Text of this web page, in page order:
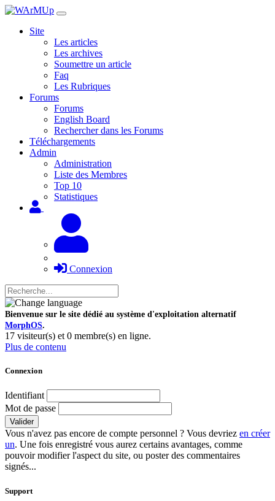
Site
Les articles
Les archives
Soumettre un article
Faq
Les Rubriques
Forums
Forums
English Board
Rechercher dans les Forums
Téléchargements
Admin
Administration
Liste des Membres
Top 10
Statistiques
Connexion
Bienvenue sur le site dédié au système d'exploitation alternatif
MorphOS.
17 visiteur(s) et 0 membre(s) en ligne.
Plus de contenu
Connexion
Identifiant
Mot de passe
Valider
Vous n'avez pas encore de compte personnel ? Vous devriez en créer
un. Une fois enregistré vous aurez certains avantages, comme
pouvoir modifier l'aspect du site, ou poster des commentaires
signés...
Support